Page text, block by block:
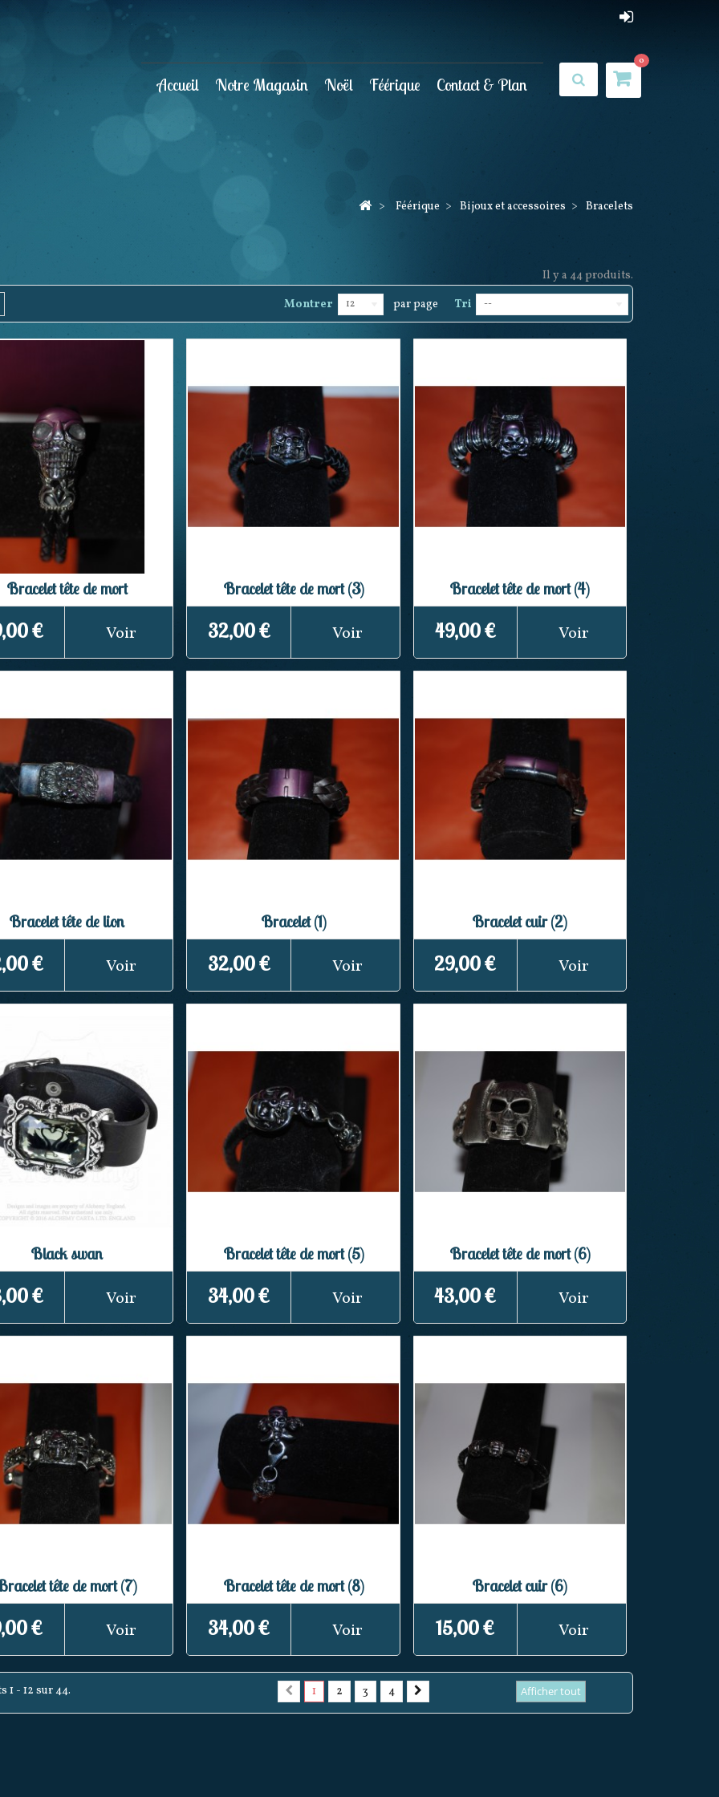
0
Accueil Notre Magasin Noël Féérique Contact & Plan
> Féérique > Bijoux et accessoires > Bracelets
Il y a 44 produits.
Tri
--
Montrer 12 par page
Bracelet tête de mort
€ Voir
Bracelet tête de mort (3)
32,00 € Voir
Bracelet tête de mort (4)
49,00 € Voir
Bracelet tête de lion
€ Voir
Bracelet (1)
32,00 € Voir
Bracelet cuir (2)
29,00 € Voir
Black swan
€ Voir
Bracelet tête de mort (5)
34,00 € Voir
Bracelet tête de mort (6)
43,00 € Voir
tête de mort (7)
€ Voir
Bracelet tête de mort (8)
34,00 € Voir
Bracelet cuir (6)
15,00 € Voir
Afficher tout
1 2 3 4
1 - 12 sur 44.